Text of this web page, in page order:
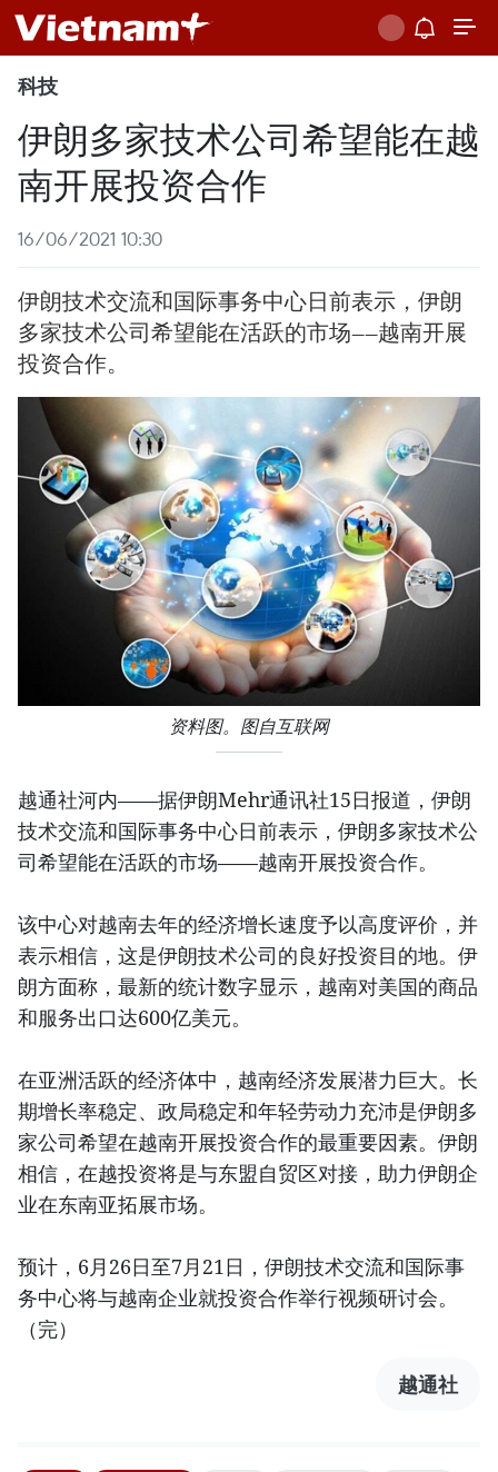
科技
伊朗多家技术公司希望能在越
南开展投资合作
16/06/2021 10:30
伊朗技术交流和国际事务中心日前表示，伊朗
多家技术公司希望能在活跃的市场——越南开展
投资合作。
资料图。图自互联网
越通社河内——据伊朗Mehr通讯社15日报道，伊朗
技术交流和国际事务中心日前表示，伊朗多家技术公
司希望能在活跃的市场——越南开展投资合作。
该中心对越南去年的经济增长速度予以高度评价，并
表示相信，这是伊朗技术公司的良好投资目的地。伊
朗方面称，最新的统计数字显示，越南对美国的商品
和服务出口达600亿美元。
在亚洲活跃的经济体中，越南经济发展潜力巨大。长
期增长率稳定、政局稳定和年轻劳动力充沛是伊朗多
家公司希望在越南开展投资合作的最重要因素。伊朗
相信，在越投资将是与东盟自贸区对接，助力伊朗企
业在东南亚拓展市场。
预计，6月26日至7月21日，伊朗技术交流和国际事
务中心将与越南企业就投资合作举行视频研讨会。
（完）
越通社